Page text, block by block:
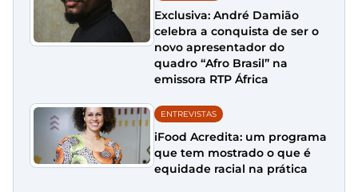
Exclusiva: André Damião
celebra a conquista de ser o
novo apresentador do
quadro “Afro Brasil” na
emissora RTP África
ENTREVISTAS
iFood Acredita: um programa
que tem mostrado o que é
equidade racial na prática